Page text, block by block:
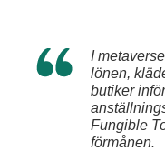
I
lönen,
butiker
Fungible
förmånen.